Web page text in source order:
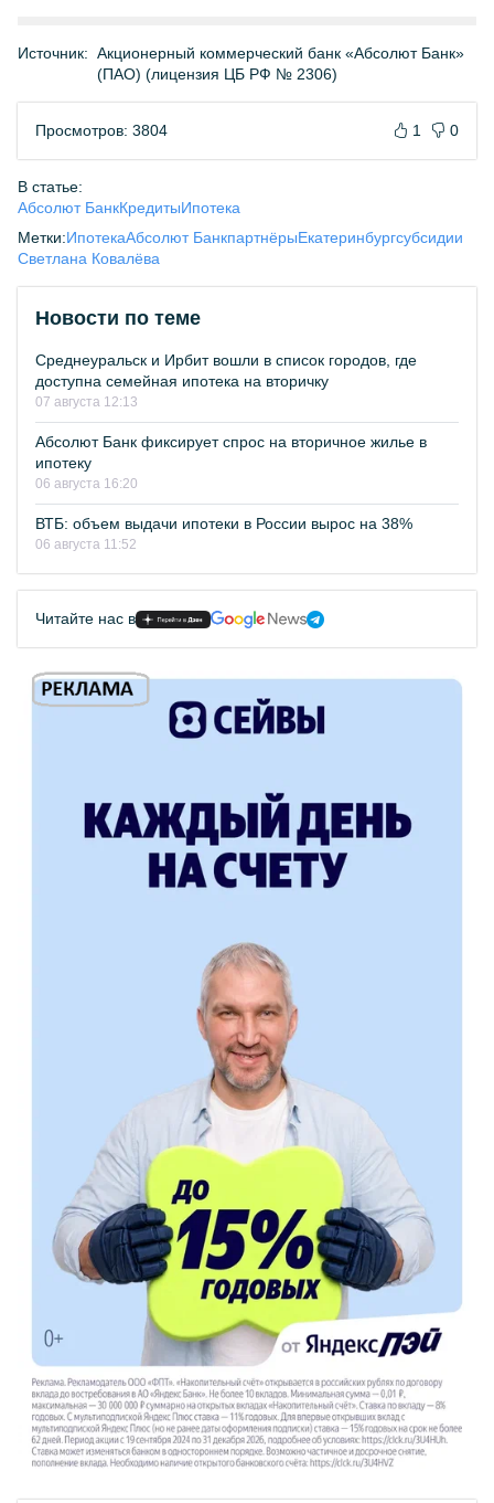
Источник: Акционерный коммерческий банк «Абсолют Банк»
(ПАО) (лицензия ЦБ РФ № 2306)
Просмотров: 3804 1 0
В статье:
Абсолют БанкКредитыИпотека
Метки:ИпотекаАбсолют БанкпартнёрыЕкатеринбургсубсидии
Светлана Ковалёва
Новости по теме
Среднеуральск и Ирбит вошли в список городов, где
доступна семейная ипотека на вторичку
07 августа 12:13
Абсолют Банк фиксирует спрос на вторичное жилье в
ипотеку
06 августа 16:20
ВТБ: объем выдачи ипотеки в России вырос на 38%
06 августа 11:52
Читайте нас в